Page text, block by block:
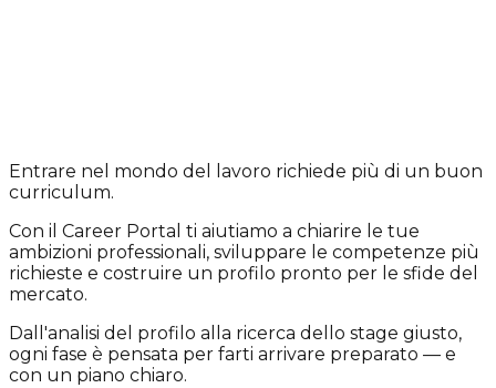
Entrare nel mondo del lavoro richiede più di un buon
curriculum.
Con il Career Portal ti aiutiamo a chiarire le tue
ambizioni professionali, sviluppare le competenze più
richieste e costruire un profilo pronto per le sfide del
mercato.
Dall'analisi del profilo alla ricerca dello stage giusto,
ogni fase è pensata per farti arrivare preparato — e
con un piano chiaro.